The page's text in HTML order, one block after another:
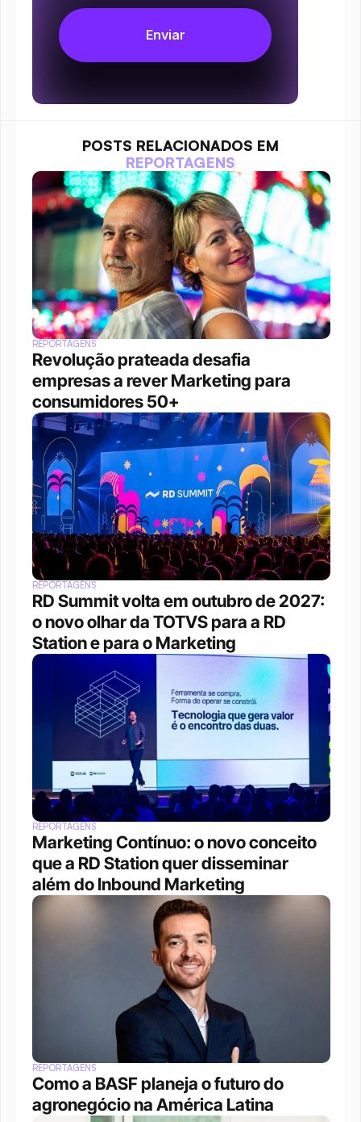
POSTS RELACIONADOS EM
REPORTAGENS
REPORTAGENS
Revolução prateada desafia
empresas a rever Marketing para
consumidores 50+
REPORTAGENS
RD Summit volta em outubro de 2027:
o novo olhar da TOTVS para a RD
Station e para o Marketing
REPORTAGENS
Marketing Contínuo: o novo conceito
que a RD Station quer disseminar
além do Inbound Marketing
REPORTAGENS
Como a BASF planeja o futuro do
agronegócio na América Latina